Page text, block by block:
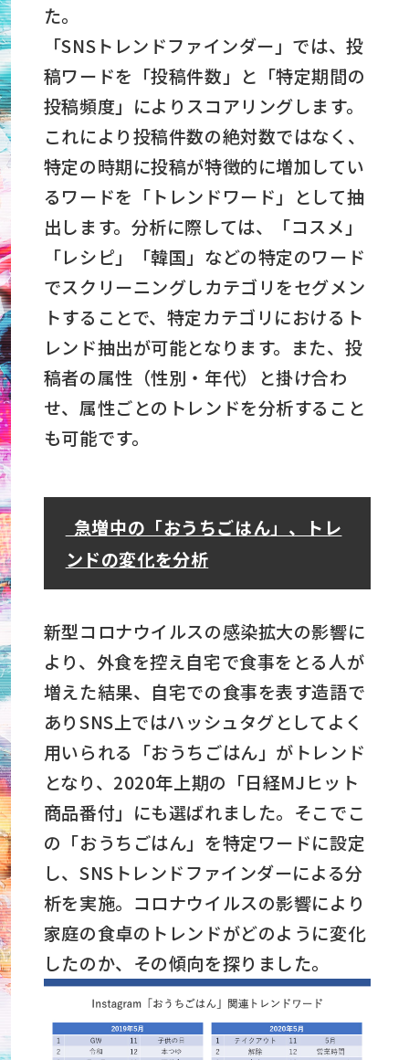
た。
「SNSトレンドファインダー」では、投
稿ワードを「投稿件数」と「特定期間の
投稿頻度」によりスコアリングします。
これにより投稿件数の絶対数ではなく、
特定の時期に投稿が特徴的に増加してい
るワードを「トレンドワード」として抽
出します。分析に際しては、「コスメ」
「レシピ」「韓国」などの特定のワード
でスクリーニングしカテゴリをセグメン
トすることで、特定カテゴリにおけるト
レンド抽出が可能となります。また、投
稿者の属性（性別・年代）と掛け合わ
せ、属性ごとのトレンドを分析すること
も可能です。
急増中の「おうちごはん」、トレ
ンドの変化を分析
新型コロナウイルスの感染拡大の影響に
より、外食を控え自宅で食事をとる人が
増えた結果、自宅での食事を表す造語で
ありSNS上ではハッシュタグとしてよく
用いられる「おうちごはん」がトレンド
となり、2020年上期の「日経MJヒット
商品番付」にも選ばれました。そこでこ
の「おうちごはん」を特定ワードに設定
し、SNSトレンドファインダーによる分
析を実施。コロナウイルスの影響により
家庭の食卓のトレンドがどのように変化
したのか、その傾向を探りました。